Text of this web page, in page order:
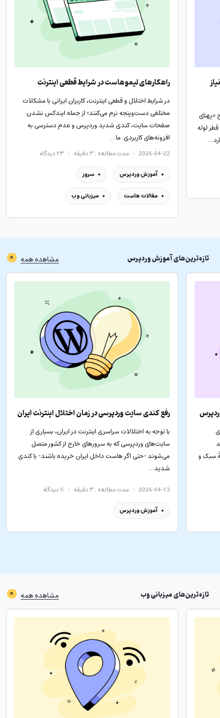
لوله
راهکارهای لیموهاست در شرایط قطعی اینترنت
در شرایط اختلال و قطعی اینترنت، کاربران ایرانی با مشکلات
مختلفی دست‌وپنجه نرم می‌کنند؛ از جمله ایندکس نشدن
صفحات سایت، کندی شدید وردپرس و عدم دسترسی به
افزونه‌های کاربردی. ما…
2026-04-22 مدت مطالعه : ۳ دقیقه ۲۳دیدگاه
آموزش وردپرس سرور
مقالات هاست میزبانی وب
تازه‌ترین‌هایآموزش وردپرس مشاهده همه
سبک و
رفع کندی سایت وردپرسی در زمان اختلال اینترنت ایران
با توجه به اختلالات سراسری اینترنت در ایران، بسیاری از
سایت‌های وردپرسی که به سرورهای خارج از کشور متصل
می‌شوند -حتی اگر هاست داخل ایران خریده باشند- با کندی
شدید…
2026-04-13 مدت مطالعه : ۳ دقیقه ۱۱دیدگاه
آموزش وردپرس
تازه‌ترین‌هایمیزبانی وب مشاهده همه